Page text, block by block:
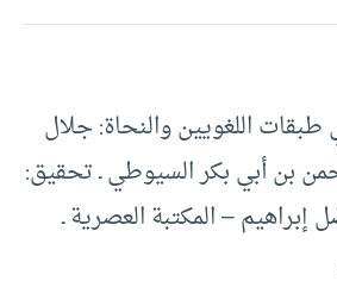
طبقات اللغويين والنحاة: جلال
بن أبي بكر السيوطي ـ تحقيق:
إبراهيم – المكتبة العصرية ـ